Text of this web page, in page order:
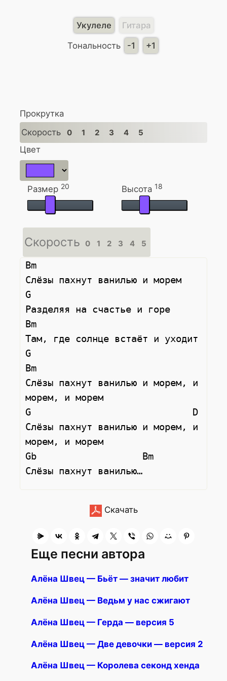
Укулеле
Гитара
Тональность
-1 +1
Прокрутка
Скорость
0 1 2 3 4 5
Цвет
Размер 20 Высота 18
Скорость 0 1 2 3 4 5
Bm
Слёзы пахнут ванилью и морем
G
Разделяя на счастье и горе
Bm
Там, где солнце встаёт и уходит
G
Bm
Слёзы пахнут ванилью и морем, и
морем, и морем
G                             D
Слёзы пахнут ванилью и морем, и
морем, и морем
Gb                   Bm
Скачать
Еще песни автора
Алёна Швец — Бьёт — значит любит
Алёна Швец — Ведьм у нас сжигают
Алёна Швец — Герда — версия 5
Алёна Швец — Две девочки — версия 2
Алёна Швец — Королева секонд хенда